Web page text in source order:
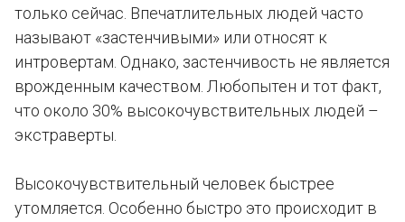
только сейчас. Впечатлительных людей часто
называют «застенчивыми» или относят к
интровертам. Однако, застенчивость не является
врожденным качеством. Любопытен и тот факт,
что около 30% высокочувствительных людей –
экстраверты.
Высокочувствительный человек быстрее
утомляется. Особенно быстро это происходит в